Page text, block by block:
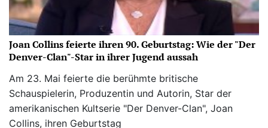
Joan Collins feierte ihren 90. Geburtstag: Wie der "Der
Denver-Clan"-Star in ihrer Jugend aussah
Am 23. Mai feierte die berühmte britische
Schauspielerin, Produzentin und Autorin, Star der
amerikanischen Kultserie "Der Denver-Clan", Joan
Collins, ihren Geburtstag